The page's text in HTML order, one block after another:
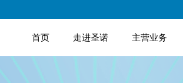
首页 走进圣诺 主营业务